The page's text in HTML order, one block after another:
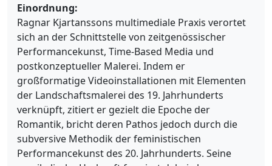
Einordnung:
Ragnar Kjartanssons multimediale Praxis verortet
sich an der Schnittstelle von zeitgenössischer
Performancekunst, Time-Based Media und
postkonzeptueller Malerei. Indem er
großformatige Videoinstallationen mit Elementen
der Landschaftsmalerei des 19. Jahrhunderts
verknüpft, zitiert er gezielt die Epoche der
Romantik, bricht deren Pathos jedoch durch die
subversive Methodik der feministischen
Performancekunst des 20. Jahrhunderts. Seine